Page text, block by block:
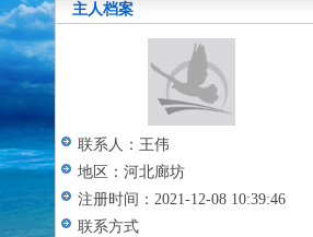
主人档案
联系人： 王伟
地区： 河北廊坊
注册时间： 2021-12-08 10:39:46
联系方式